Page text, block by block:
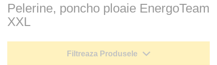
Pelerine, poncho ploaie EnergoTeam
XXL
Filtreaza Produsele